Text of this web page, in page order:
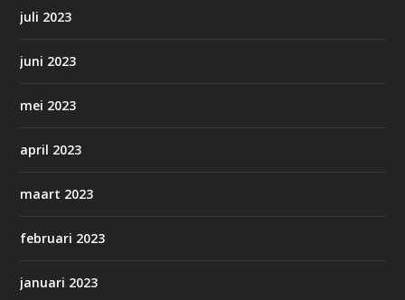
juli 2023
juni 2023
mei 2023
april 2023
maart 2023
februari 2023
januari 2023